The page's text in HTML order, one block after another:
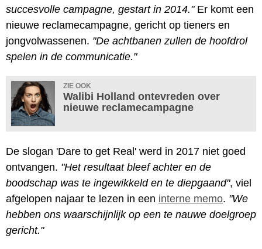
succesvolle campagne, gestart in 2014."Er komt een
nieuwe reclamecampagne, gericht op tieners en
jongvolwassenen. "De achtbanen zullen de hoofdrol
spelen in de communicatie."
ZIE OOK
Walibi Holland ontevreden over
nieuwe reclamecampagne
De slogan 'Dare to get Real' werd in 2017 niet goed
ontvangen. "Het resultaat bleef achter en de
boodschap was te ingewikkeld en te diepgaand", viel
afgelopen najaar te lezen in een interne memo. "We
hebben ons waarschijnlijk op een te nauwe doelgroep
gericht."